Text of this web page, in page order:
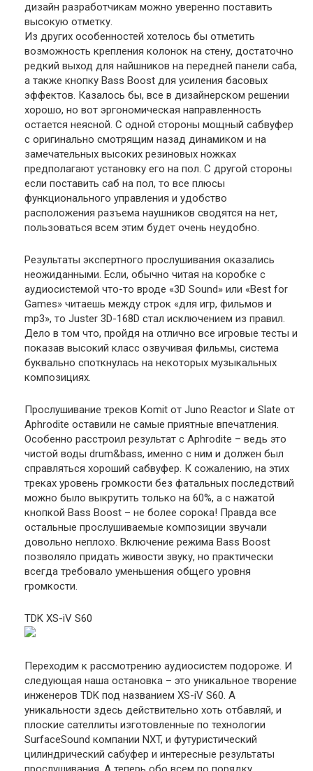
дизайн разработчикам можно уверенно поставить
высокую отметку.
Из других особенностей хотелось бы отметить
возможность крепления колонок на стену, достаточно
редкий выход для найшников на передней панели саба,
а также кнопку Bass Boost для усиления басовых
эффектов. Казалось бы, все в дизайнерском решении
хорошо, но вот эргономическая направленность
остается неясной. С одной стороны мощный сабвуфер
с оригинально смотрящим назад динамиком и на
замечательных высоких резиновых ножках
предполагают установку его на пол. С другой стороны
если поставить саб на пол, то все плюсы
функционального управления и удобство
расположения разъема наушников сводятся на нет,
пользоваться всем этим будет очень неудобно.
Результаты экспертного прослушивания оказались
неожиданными. Если, обычно читая на коробке с
аудиосистемой что-то вроде «3D Sound» или «Best for
Games» читаешь между строк «для игр, фильмов и
mp3», то Juster 3D-168D стал исключением из правил.
Дело в том что, пройдя на отлично все игровые тесты и
показав высокий класс озвучивая фильмы, система
буквально споткнулась на некоторых музыкальных
композициях.
Прослушивание треков Komit от Juno Reactor и Slate от
Aphrodite оставили не самые приятные впечатления.
Особенно расстроил результат с Aphrodite – ведь это
чистой воды drum&bass, именно с ним и должен был
справляться хороший сабвуфер. К сожалению, на этих
треках уровень громкости без фатальных последствий
можно было выкрутить только на 60%, а с нажатой
кнопкой Bass Boost – не более сорока! Правда все
остальные прослушиваемые композиции звучали
довольно неплохо. Включение режима Bass Boost
позволяло придать живости звуку, но практически
всегда требовало уменьшения общего уровня
громкости.
TDK XS-iV S60
Переходим к рассмотрению аудиосистем подороже. И
следующая наша остановка – это уникальное творение
инженеров TDK под названием XS-iV S60. А
уникальности здесь действительно хоть отбавляй, и
плоские сателлиты изготовленные по технологии
SurfaceSound компании NXT, и футуристический
цилиндрический сабуфер и интересные результаты